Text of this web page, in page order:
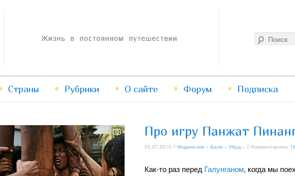
Жизнь в постоянном путешествии
Перейти
основному
содержимому
Перейти
дополнительному
содержимому
Страны Рубрики О сайте Форум Подписка
Про игру Панжат
05.07.2010 // Индонезия » Бали » Убуд » // Комментариев: 18
Как-то раз перед Галунганом, когда мы